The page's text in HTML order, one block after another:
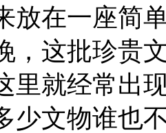
放在一座简
，这批珍贵
里就经常出
少文物谁也